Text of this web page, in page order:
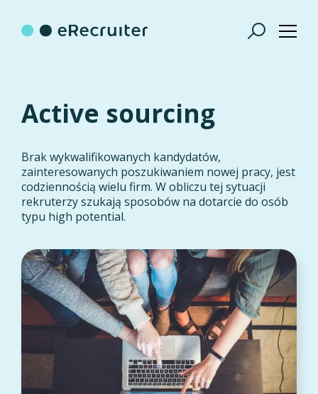
Active sourcing
Brak wykwalifikowanych kandydatów,
zainteresowanych poszukiwaniem nowej pracy, jest
codziennością wielu firm. W obliczu tej sytuacji
rekruterzy szukają sposobów na dotarcie do osób
typu high potential.